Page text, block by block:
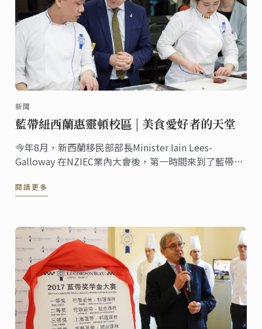
新聞
藍帶紐西蘭惠靈頓校區 | 美食愛好者的天堂
今年8月，新西蘭移民部部長Minister Iain Lees-
Galloway 在NZIEC業內大會後，第一時間來到了藍帶惠
對藍帶的授課質量、學生就業率和就業地點表示贊賞和
閱讀更多